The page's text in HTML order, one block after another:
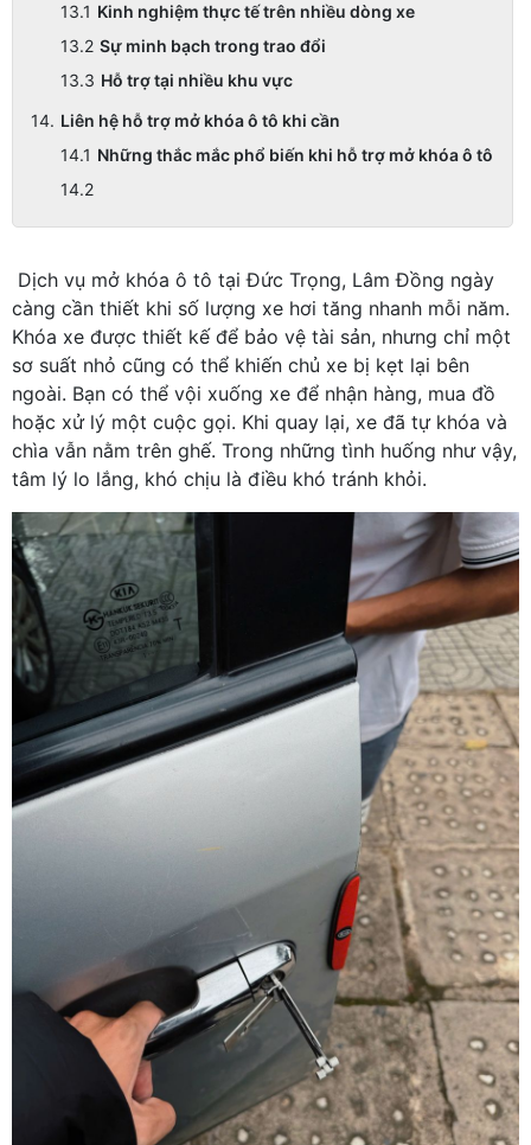
Kinh nghiệm thực tế trên nhiều dòng xe
Sự minh bạch trong trao đổi
Hỗ trợ tại nhiều khu vực
Liên hệ hỗ trợ mở khóa ô tô khi cần
Những thắc mắc phổ biến khi hỗ trợ mở khóa ô tô
Dịch vụ mở khóa ô tô tại Đức Trọng, Lâm Đồng ngày
càng cần thiết khi số lượng xe hơi tăng nhanh mỗi năm.
Khóa xe được thiết kế để bảo vệ tài sản, nhưng chỉ một
sơ suất nhỏ cũng có thể khiến chủ xe bị kẹt lại bên
ngoài. Bạn có thể vội xuống xe để nhận hàng, mua đồ
hoặc xử lý một cuộc gọi. Khi quay lại, xe đã tự khóa và
chìa vẫn nằm trên ghế. Trong những tình huống như vậy,
tâm lý lo lắng, khó chịu là điều khó tránh khỏi.